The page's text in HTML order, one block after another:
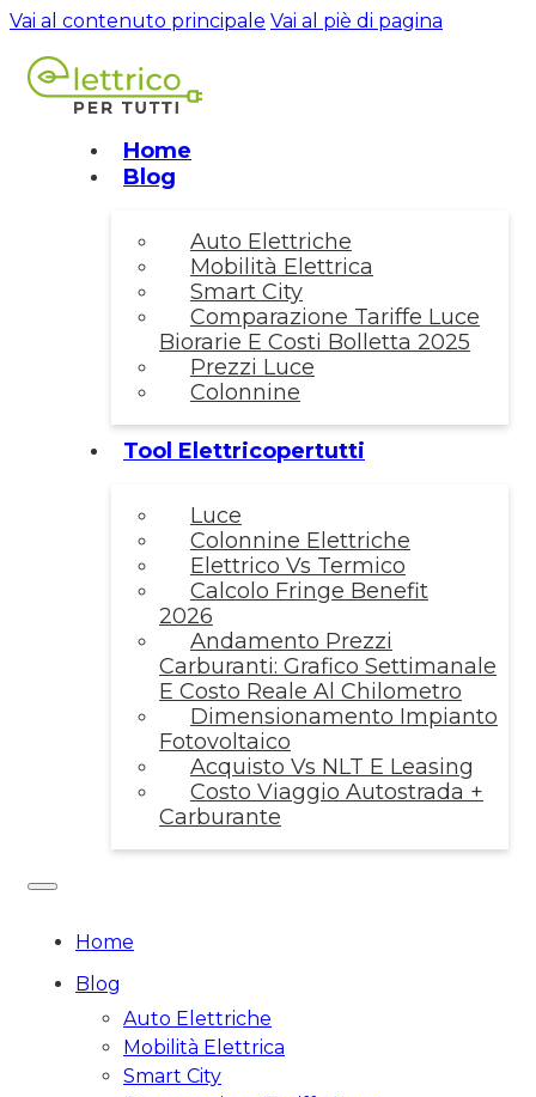
Vai al contenuto principale Vai al piè di pagina
Home
Blog
Auto Elettriche
Mobilità Elettrica
Smart City
Comparazione Tariffe Luce
Biorarie E Costi Bolletta 2025
Prezzi Luce
Colonnine
Tool Elettricopertutti
Luce
Colonnine Elettriche
Elettrico Vs Termico
Calcolo Fringe Benefit
2026
Andamento Prezzi
Carburanti: Grafico Settimanale
E Costo Reale Al Chilometro
Dimensionamento Impianto
Fotovoltaico
Acquisto Vs NLT E Leasing
Costo Viaggio Autostrada +
Carburante
Home
Blog
Auto Elettriche
Mobilità Elettrica
Smart City